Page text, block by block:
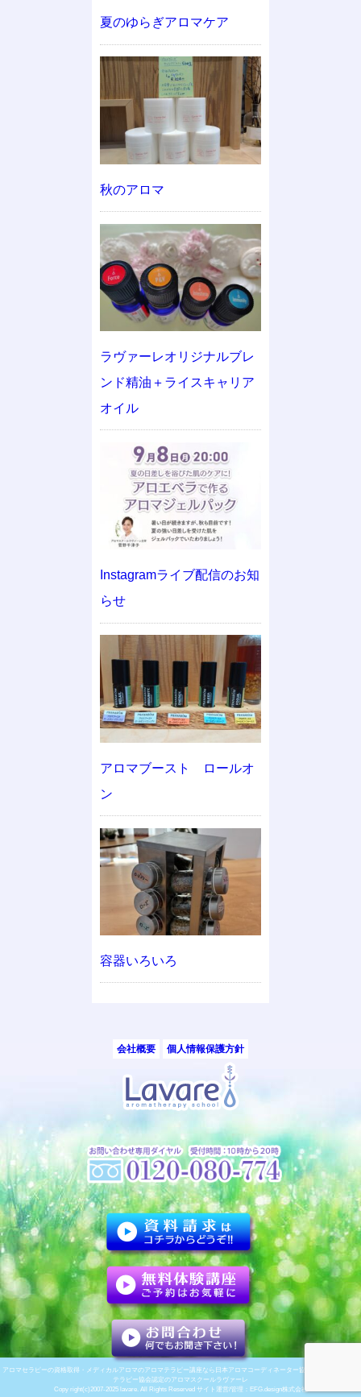
夏のゆらぎアロマケア
秋のアロマ
ラヴァーレオリジナルブレ
ンド精油＋ライスキャリア
オイル
Instagramライブ配信のお知
らせ
アロマブースト ロールオ
ン
容器いろいろ
会社概要 個人情報保護方針
アロマセラピーの資格取得・メディカルアロマのアロマテラピー講座なら日本アロマコーディネーター協会/ナード・アロマ
テラピー協会認定のアロマスクールラヴァーレ
Copy right(c)2007-2025 lavare. All Rights Reserved サイト運営/管理： EFG.design株式会社